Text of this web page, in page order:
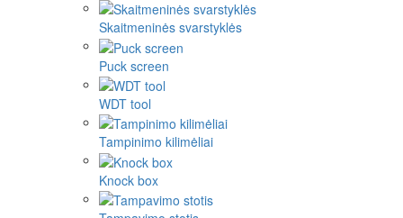
Skaitmeninės svarstyklės
Puck screen
WDT tool
Tampinimo kilimėliai
Knock box